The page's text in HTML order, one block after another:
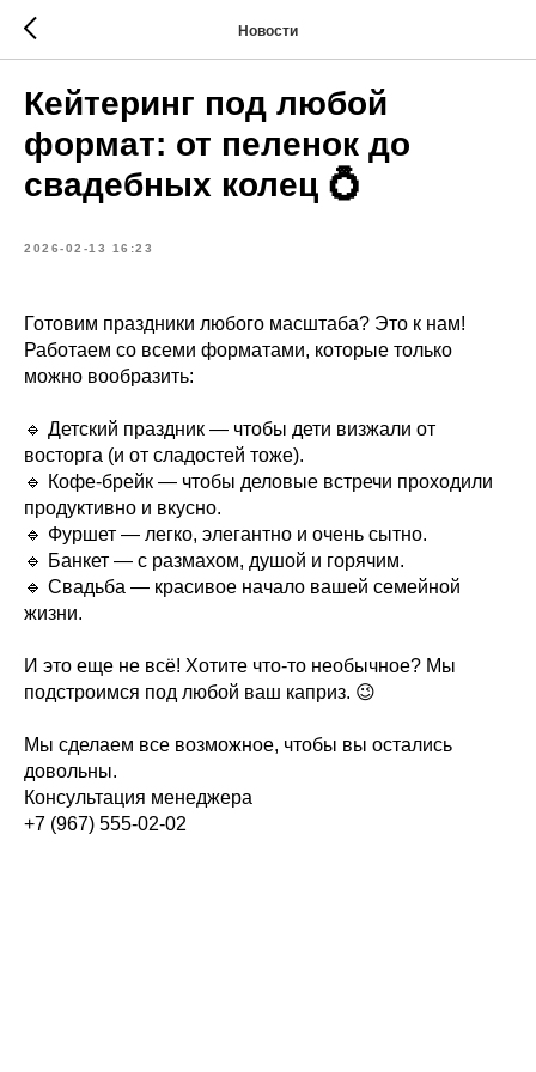
Новости
Кейтеринг под любой
формат: от пеленок до
свадебных колец 💍
2026-02-13 16:23
Готовим праздники любого масштаба? Это к нам!
Работаем со всеми форматами, которые только
можно вообразить:
🔹 Детский праздник — чтобы дети визжали от
восторга (и от сладостей тоже).
🔹 Кофе-брейк — чтобы деловые встречи проходили
продуктивно и вкусно.
🔹 Фуршет — легко, элегантно и очень сытно.
🔹 Банкет — с размахом, душой и горячим.
🔹 Свадьба — красивое начало вашей семейной
жизни.
И это еще не всё! Хотите что-то необычное? Мы
подстроимся под любой ваш каприз. 😉
Мы сделаем все возможное, чтобы вы остались
довольны.
Консультация менеджера
+7 (967) 555-02-02